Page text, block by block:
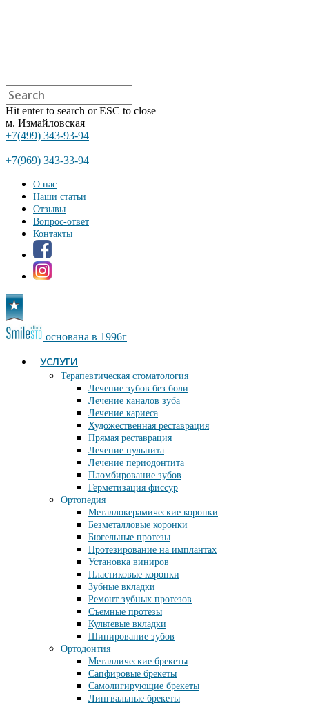
Hit enter to search or ESC to close
м. Измайловская
+7(499) 343-93-94
+7(969) 343-33-94
О нас
Наши статьи
Отзывы
Вопрос-ответ
Контакты
основана в 1996г
УСЛУГИ
Терапевтическая стоматология
Лечение зубов без боли
Лечение каналов зуба
Лечение кариеса
Художественная реставрация
Прямая реставрация
Лечение пульпита
Лечение периодонтита
Пломбирование зубов
Герметизация фиссур
Ортопедия
Металлокерамические коронки
Безметалловые коронки
Бюгельные протезы
Протезирование на имплантах
Установка виниров
Пластиковые коронки
Зубные вкладки
Ремонт зубных протезов
Съемные протезы
Культевые вкладки
Шинирование зубов
Ортодонтия
Металлические брекеты
Сапфировые брекеты
Самолигирующие брекеты
Лингвальные брекеты